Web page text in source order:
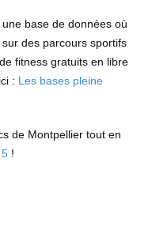
base de données où
des parcours sportifs
fitness gratuits en libre
: Les bases pleine
de Montpellier tout en
!